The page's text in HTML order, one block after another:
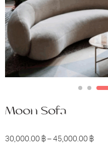
Moon Sofa
30,000.00 ฿ – 45,000.00 ฿